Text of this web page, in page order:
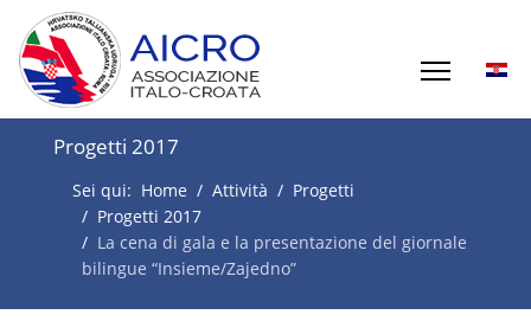
Progetti 2017
Sei qui: Home Attività
Progetti
Progetti 2017
La cena di gala e la presentazione del giornale
bilingue “Insieme/Zajedno”